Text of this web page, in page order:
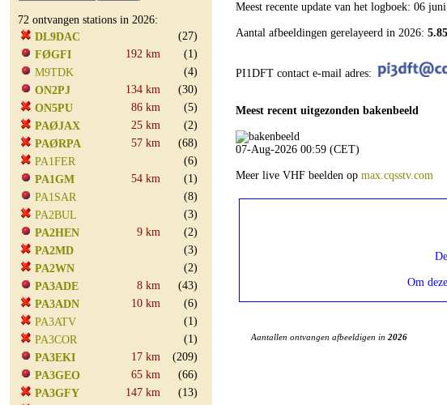
72 ontvangen stations in 2026:
DL9DAC
(27)
FØGFI
192 km
(1)
M9TDK
(4)
ON2PJ
134 km
(30)
ON5PU
86 km
(5)
PAØJAX
25 km
(2)
PAØRPA
57 km
(68)
PA1FER
(6)
PA1GM
54 km
(1)
PA1SAR
(8)
PA2BUL
(3)
PA2HEN
9 km
(2)
PA2MD
(3)
PA2WN
(2)
PA3ADE
8 km
(43)
PA3ADN
10 km
(6)
PA3ATV
(1)
PA3COR
(1)
PA3EKI
17 km
(209)
PA3GEO
65 km
(66)
PA3GFY
147 km
(13)
Meest recente update van het logboek: 06
Aantal afbeeldingen gerelayeerd in 2026:
PI1DFT contact e-mail adres:
Meest recent uitgezonden bakenbeeld
07-Aug-2026 00:59 (CET)
Meer live VHF beelden op max.cqsstv.com
Om
Aantallen ontvangen afbeeldigen in 2026